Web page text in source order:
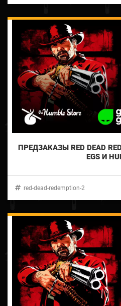
ПРЕДЗАКАЗЫ RED DEAD
EGS И
red-dead-redemption-2